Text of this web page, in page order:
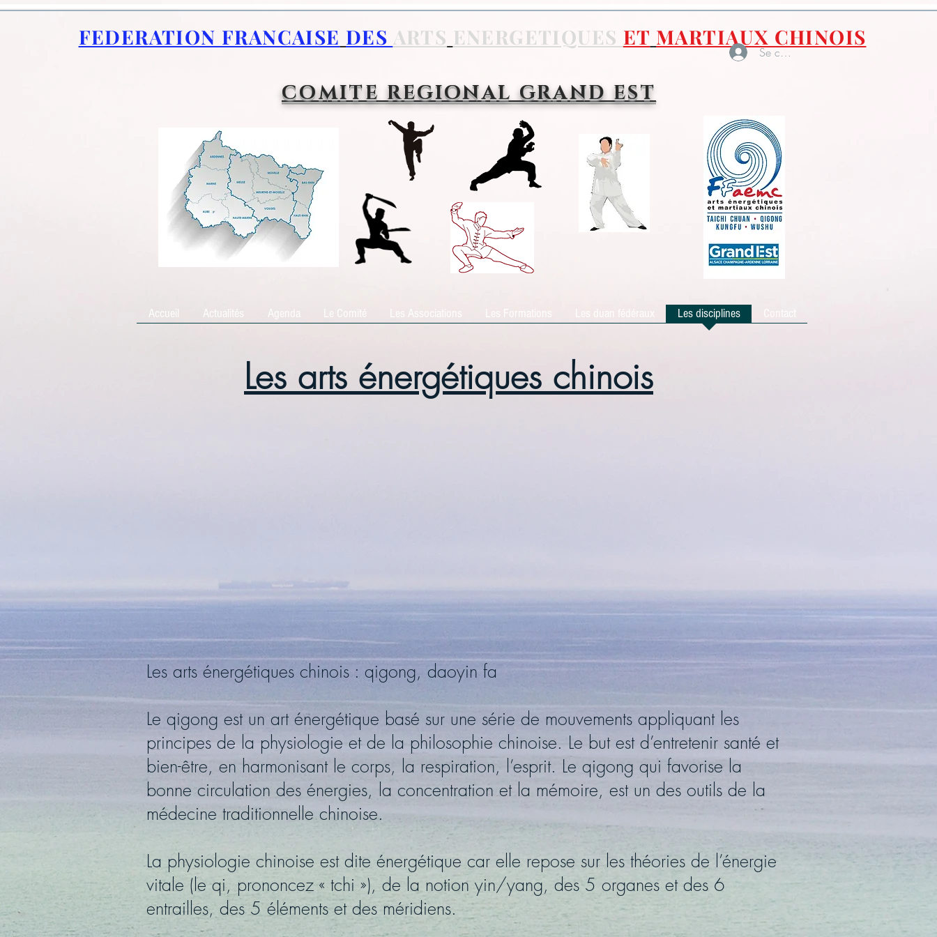
FEDERATION FRANCAISE DES ARTS ENERGETIQUES ET MARTIAUX CHINOIS
Se connecter
COMITE REGIONAL GRAND EST
Les arts énergétiques chinois
Les arts énergétiques chinois : qigong, daoyin fa
Le qigong est un art énergétique basé sur une série de mouvements appliquant les
principes de la physiologie et de la philosophie chinoise. Le but est d’entretenir santé et
bien-être, en harmonisant le corps, la respiration, l’esprit. Le qigong qui favorise la
bonne circulation des énergies, la concentration et la mémoire, est un des outils de la
médecine traditionnelle chinoise.
La physiologie chinoise est dite énergétique car elle repose sur les théories de l’énergie
vitale (le qi, prononcez « tchi »), de la notion yin/yang, des 5 organes et des 6
entrailles, des 5 éléments et des méridiens.
Accueil Actualités Agenda Le Comité Les Associations Les Formations Les disciplines